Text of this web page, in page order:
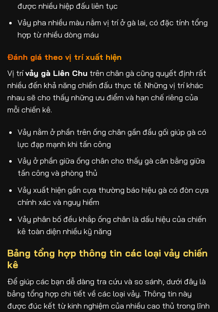
được nhiều hiệp đấu liên tục
Vảy pha nhiều màu nằm vị trí ở gà lai, có đặc tính tổng
hợp từ nhiều dòng máu
Đánh giá theo vị trí xuất hiện
Vị trívảy gà Liên Chu trên chân gà cũng quyết định rất
nhiều đến khả năng chiến đấu thực tế. Những vị trí khác
nhau sẽ cho thấy những ưu điểm và hạn chế riêng của
mỗi chiến kê.
Vảy nằm ở phần trên ống chân gần đầu gối giúp gà có
lực đạp mạnh khi tấn công
Vảy ở phần giữa ống chân cho thấy gà cân bằng giữa
tấn công và phòng thủ
Vảy xuất hiện gần cựa thường báo hiệu gà có đòn cựa
chính xác và nguy hiểm
Vảy phân bố đều khắp ống chân là dấu hiệu của chiến
kê toàn diện nhiều kỹ năng
Bảng tổng hợp thông tin các loại vảy chiến
kê
Để giúp các bạn dễ dàng tra cứu và so sánh, dưới đây là
bảng tổng hợp chi tiết về các loại vảy. Thông tin này
được đúc kết từ kinh nghiệm của nhiều cao thủ trong lĩnh